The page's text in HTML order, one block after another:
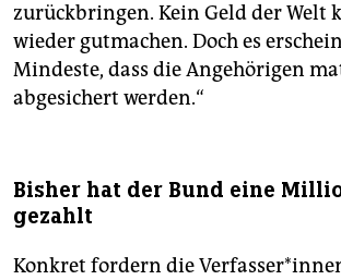
zurückbringen. Kein Geld der Welt
wieder gutmachen. Doch es
Mindeste, dass die Angehörigen
abgesichert werden.“
Bisher hat der Bund eine
gezahlt
Konkret fordern die